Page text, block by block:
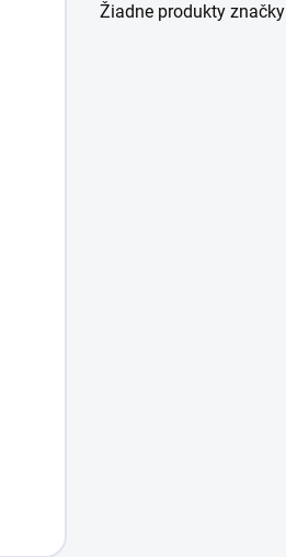
Žiadne produkty značky